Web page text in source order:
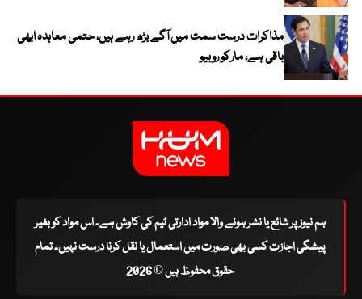
مذاکرات درست سمت میں آگے بڑھ رہے ہیں، حتمی معاہدہ ابھی
باقی ہے، مارکو روبیو
ہم نیوز پر شائع یا نشر ہونے والا مواد ادارتی ٹیم کی کاوش ہے۔ اس مواد کو بغیر
پیشگی اجازت کسی بھی صورت میں استعمال یا نقل کرنا درست نہیں۔ تمام
حقوق محفوظ ہیں © 2026